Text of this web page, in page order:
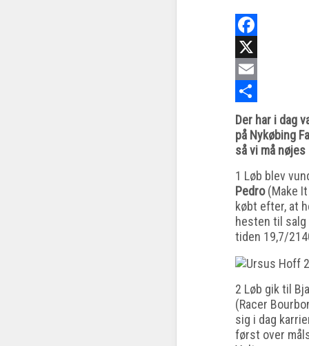
Facebook
X
Email
Share
Der har i dag
på Nykøbing
så vi må
1 Løb blev
Pedro(Make It
købt efter, at
hesten til salg
tiden 19,7/
2 Løb gik til
(Racer
sig i dag
først over